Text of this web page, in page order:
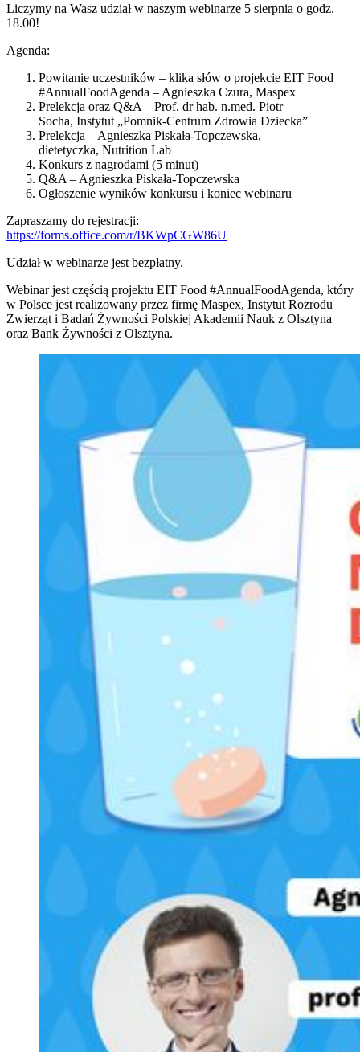
Liczymy na Wasz udział w naszym webinarze 5 sierpnia o godz.
18.00!
Agenda:
Powitanie uczestników – klika słów o projekcie EIT Food
#AnnualFoodAgenda – Agnieszka Czura, Maspex
Prelekcja oraz Q&A – Prof. dr hab. n.med. Piotr
Socha, Instytut „Pomnik-Centrum Zdrowia Dziecka”
Prelekcja – Agnieszka Piskała-Topczewska,
dietetyczka, Nutrition Lab
Konkurs z nagrodami (5 minut)
Q&A – Agnieszka Piskała-Topczewska
Ogłoszenie wyników konkursu i koniec webinaru
Zapraszamy do rejestracji:
https://forms.office.com/r/BKWpCGW86U
Udział w webinarze jest bezpłatny.
Webinar jest częścią projektu EIT Food #AnnualFoodAgenda, który
w Polsce jest realizowany przez firmę Maspex, Instytut Rozrodu
Zwierząt i Badań Żywności Polskiej Akademii Nauk z Olsztyna
oraz Bank Żywności z Olsztyna.